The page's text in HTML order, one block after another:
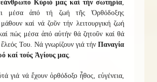
Κύριό μας καί τήν σωτηρία,
μέσα ἀπό τή ζωή τῆς Ὀρθόδοξης
καί νά ζοῦν τήν λειτουργική ζωή
πώς μέσα ἀπό αὐτήν θά ζητοῦν καί θά
Του. Νά γνωρίζουν γιά τήν Παναγία
καί τούς Ἁγίους μας.
γιά νά ἔχουν ὀρθόδοξο ἦθος, εὐγένεια,